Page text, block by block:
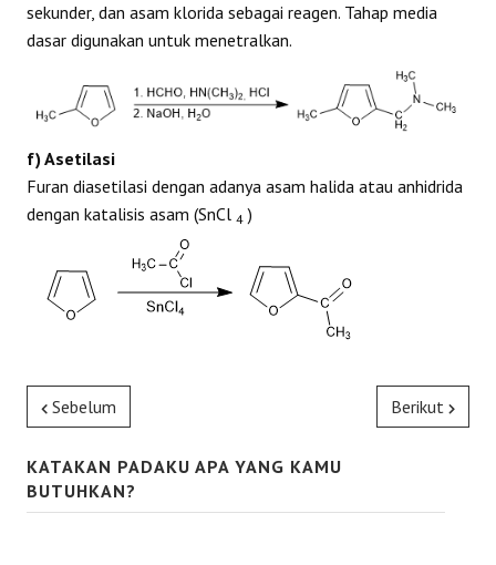
sekunder, dan asam klorida sebagai reagen. Tahap media
dasar digunakan untuk menetralkan.
f) Asetilasi
Furan diasetilasi dengan adanya asam halida atau anhidrida
dengan katalisis asam (SnCl 4 )
Sebelum Berikut
KATAKAN PADAKU APA YANG KAMU
BUTUHKAN?